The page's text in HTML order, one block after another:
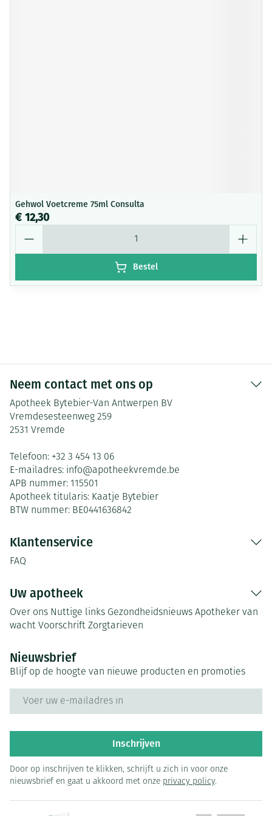
Gehwol Voetcreme 75ml Consulta
€ 12,30
Bestel
Neem contact met ons op
Apotheek Bytebier-Van Antwerpen BV
Vremdesesteenweg 259
2531 Vremde
Telefoon: +32 3 454 13 06
E-mailadres: info@apotheekvremde.be
APB nummer: 115501
Apotheek titularis: Kaatje Bytebier
BTW nummer: BE0441636842
Klantenservice
FAQ
Uw apotheek
Over ons Nuttige links Gezondheidsnieuws Apotheker van
wacht Voorschrift Zorgtarieven
Nieuwsbrief
Blijf op de hoogte van nieuwe producten en promoties
Inschrijven
Door op inschrijven te klikken, schrijft u zich in voor onze
nieuwsbrief en gaat u akkoord met onze privacy policy.